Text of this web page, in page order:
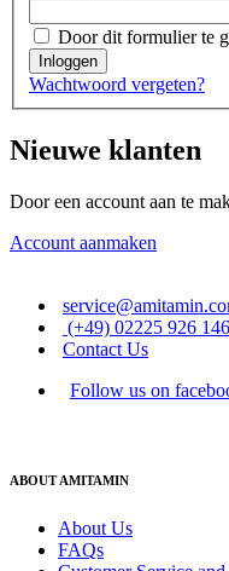
Door dit formulier te
Inloggen
Wachtwoord vergeten?
Nieuwe klanten
Door een account aan te
Account aanmaken
(+49) 02225 926 146
Contact Us
Follow us on
ABOUT AMITAMIN
About Us
FAQs